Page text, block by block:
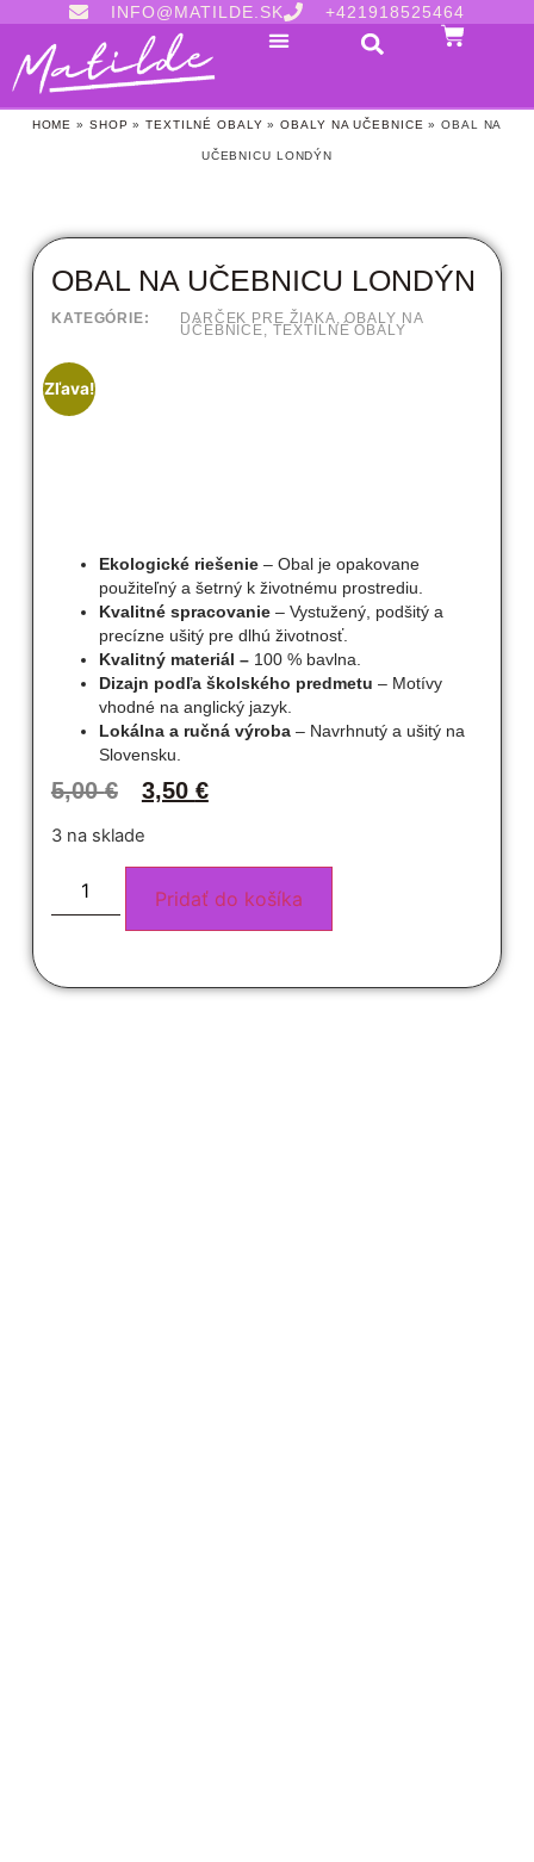
INFO@MATILDE.SK +421918525464
HOME » SHOP »TEXTILNÉ OBALY »OBALY NA UČEBNICE »OBAL NA
UČEBNICU LONDÝN
OBAL NA UČEBNICU LONDÝN
KATEGÓRIE: DARČEK PRE ŽIAKA,OBALY NA
UČEBNICE,TEXTILNÉ OBALY
Zľava!
Ekologické riešenie– Obal je opakovane
použiteľný a šetrný k životnému prostrediu.
Kvalitné spracovanie– Vystužený, podšitý a
precízne ušitý pre dlhú životnosť.
Kvalitný materiál –100 % bavlna.
Dizajn podľa školského predmetu – Motívy
vhodné na anglický jazyk.
Lokálna a ručná výroba– Navrhnutý a ušitý na
Slovensku.
5,00€ 3,50 €
3 na sklade
Pridať do košíka